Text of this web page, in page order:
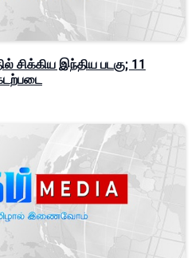
சிக்கிய இந்திய படகு; 11